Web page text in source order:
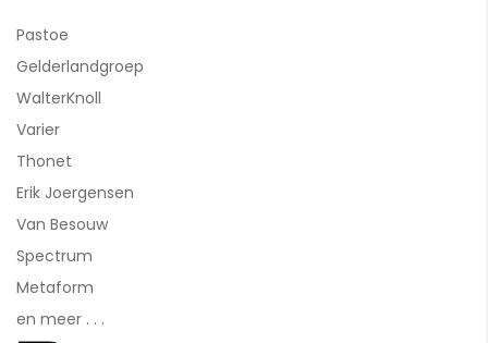
Pastoe
Gelderlandgroep
WalterKnoll
Varier
Thonet
Erik Joergensen
Van Besouw
Spectrum
Metaform
en meer . . .